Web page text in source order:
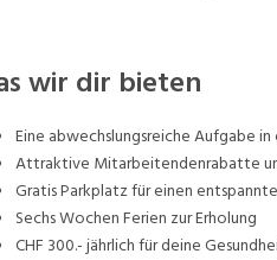
wir dir bieten
Eine abwechslungsreiche Aufgabe
Attraktive Mitarbeitendenrabatte
Gratis Parkplatz für einen
Sechs Wochen Ferien zur Erholung
CHF 300.- jährlich für deine